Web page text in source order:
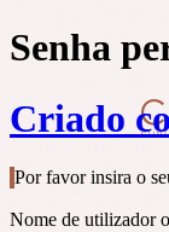
Senha
Criado
Por favor insira o
Nome de utilizador